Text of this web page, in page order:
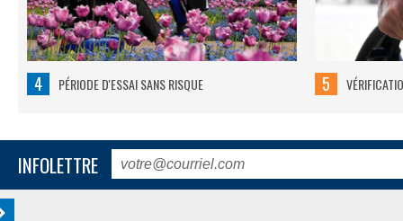
4 PÉRIODE D'ESSAI SANS RISQUE 5
INFOLETTRE